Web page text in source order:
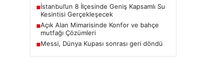
■İstanbul’un 8 İlçesinde Geniş Kapsamlı Su
Kesintisi Gerçekleşecek
■Açık Alan Mimarisinde Konfor ve bahçe
mutfağı Çözümleri
■Messi, Dünya Kupası sonrası geri döndü